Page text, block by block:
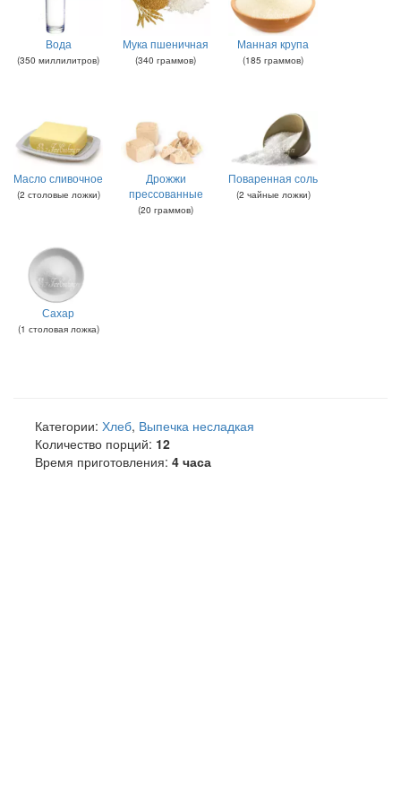
Вода
(350 миллилитров)
Мука пшеничная
(340 граммов)
Манная крупа
(185 граммов)
Масло сливочное
(2 столовые ложки)
Дрожжи
прессованные
(20 граммов)
Поваренная соль
(2 чайные ложки)
Сахар
(1 столовая ложка)
Категории: Хлеб, Выпечка несладкая
Количество порций: 12
Время приготовления: 4 часа